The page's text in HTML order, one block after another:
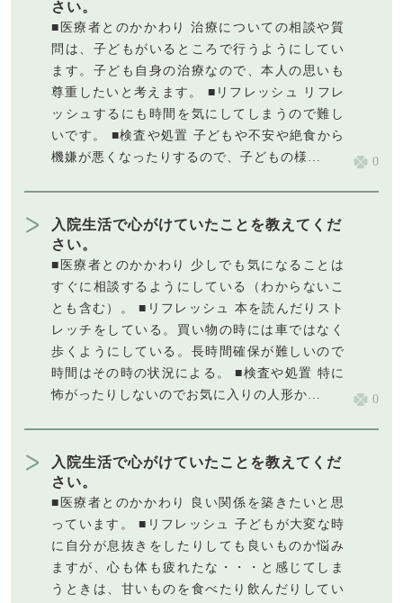
さい。
■医療者とのかかわり 治療についての相談や質
問は、子どもがいるところで行うようにしてい
ます。子ども自身の治療なので、本人の思いも
尊重したいと考えます。 ■リフレッシュ リフレ
ッシュするにも時間を気にしてしまうので難し
いです。 ■検査や処置 子どもや不安や絶食から
機嫌が悪くなったりするので、子どもの様…
0
入院生活で心がけていたことを教えてくだ
さい。
■医療者とのかかわり 少しでも気になることは
すぐに相談するようにしている（わからないこ
とも含む）。 ■リフレッシュ 本を読んだりスト
レッチをしている。買い物の時には車ではなく
歩くようにしている。長時間確保が難しいので
時間はその時の状況による。 ■検査や処置 特に
怖がったりしないのでお気に入りの人形か…
0
入院生活で心がけていたことを教えてくだ
さい。
■医療者とのかかわり 良い関係を築きたいと思
っています。 ■リフレッシュ 子どもが大変な時
に自分が息抜きをしたりしても良いものか悩み
ますが、心も体も疲れたな・・・と感じてしま
うときは、甘いものを食べたり飲んだりしてい